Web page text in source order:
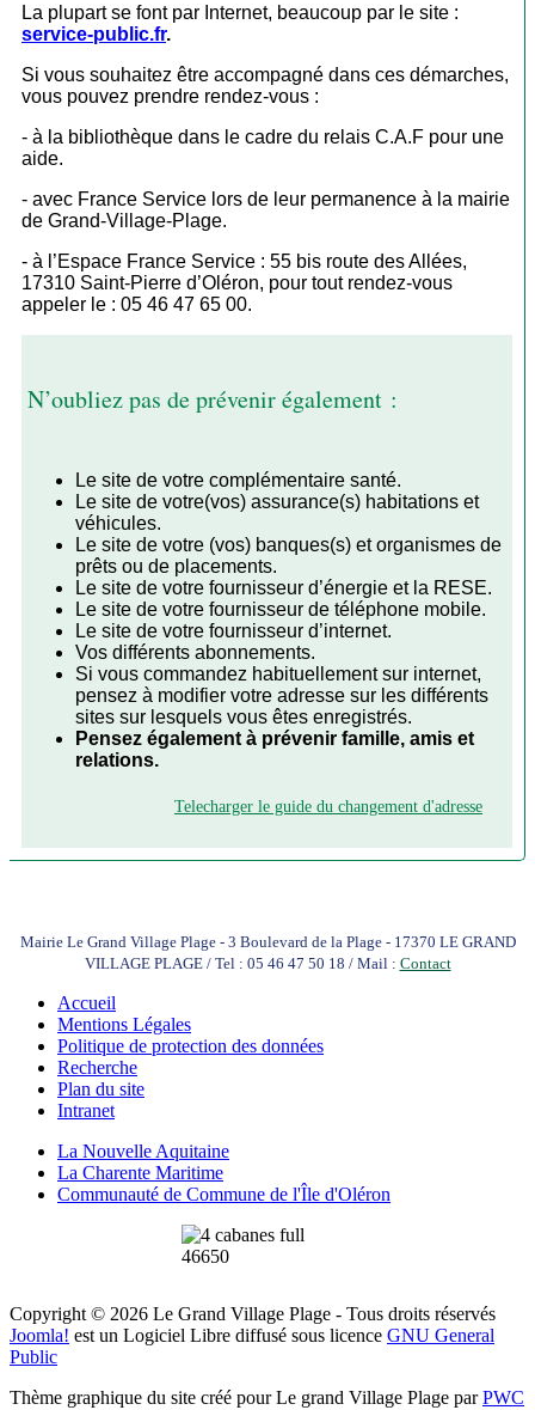
La plupart se font par Internet, beaucoup par le site :
service-public.fr.
Si vous souhaitez être accompagné dans ces démarches,
vous pouvez prendre rendez-vous :
- à la bibliothèque dans le cadre du relais C.A.F pour une
aide.
- avec France Service lors de leur permanence à la mairie
de Grand-Village-Plage.
- à l’Espace France Service : 55 bis route des Allées,
17310 Saint-Pierre d’Oléron, pour tout rendez-vous
appeler le : 05 46 47 65 00.
N’oubliez pas de prévenir également :
Le site de votre complémentaire santé.
Le site de votre(vos) assurance(s) habitations et
véhicules.
Le site de votre (vos) banques(s) et organismes de
prêts ou de placements.
Le site de votre fournisseur d’énergie et la RESE.
Le site de votre fournisseur de téléphone mobile.
Le site de votre fournisseur d’internet.
Vos différents abonnements.
Si vous commandez habituellement sur internet,
pensez à modifier votre adresse sur les différents
sites sur lesquels vous êtes enregistrés.
Pensez également à prévenir famille, amis et
relations.
Telecharger le guide du changement d'adresse
Mairie Le Grand Village Plage - 3 Boulevard de la Plage - 17370 LE GRAND
VILLAGE PLAGE / Tel : 05 46 47 50 18 / Mail : Contact
Accueil
Mentions Légales
Politique de protection des données
Recherche
Plan du site
Intranet
La Nouvelle Aquitaine
La Charente Maritime
Communauté de Commune de l'Île d'Oléron
Copyright © 2026 Le Grand Village Plage - Tous droits réservés
Joomla! est un Logiciel Libre diffusé sous licence GNU General
Public
Thème graphique du site créé pour Le grand Village Plage parPWC